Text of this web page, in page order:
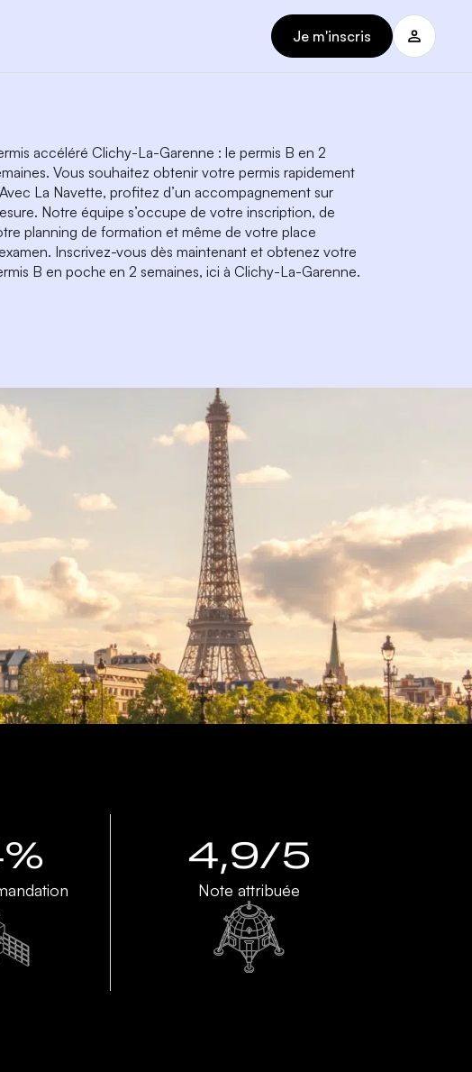
Je m'inscris
accéléré Clichy-La-Garenne : le permis B en 2
Vous souhaitez obtenir votre permis rapidement
La Navette, profitez d’un accompagnement sur
Notre équipe s’occupe de votre inscription, de
planning de formation et même de votre place
Inscrivez-vous dès maintenant et obtenez votre
B en pochе en 2 semaines, ici à Clichy-La-Garenne.
4,9/5
Note attribuée